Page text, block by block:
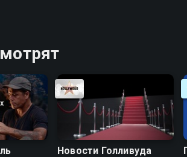
Новости Голливуда